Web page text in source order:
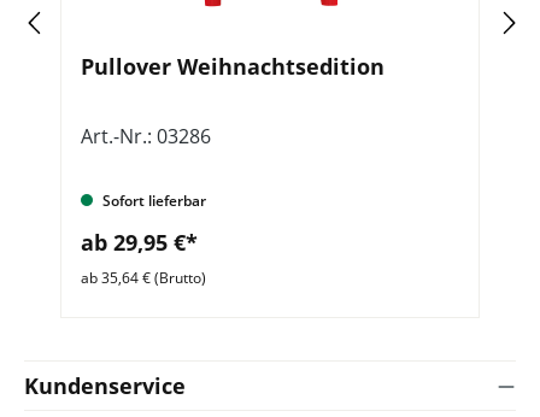
Pullover Weihnachtsedition
Art.-Nr.: 03286
Sofort lieferbar
ab 29,95 €*
ab 35,64 € (Brutto)
Kundenservice